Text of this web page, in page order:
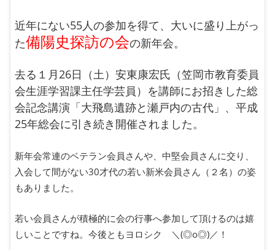
近年にない55人の参加を得て、大いに盛り上がっ
た備陽史探訪の会の新年会。
去る１月26日（土）安東康宏氏（笠岡市教育委員
会生涯学習課主任学芸員）を講師にお招きした総
会記念講演「大飛島遺跡と瀬戸内の古代」、平成
25年総会に引き続き開催されました。
新年会常連のベテラン会員さんや、中堅会員さんに交り、
入会して間がない30才代の若い新米会員さん（２名）の姿
もありました。
若い会員さんが積極的に会の行事へ参加して頂けるのは嬉
しいことですね。今後ともヨロシク ＼(◎o◎)／！